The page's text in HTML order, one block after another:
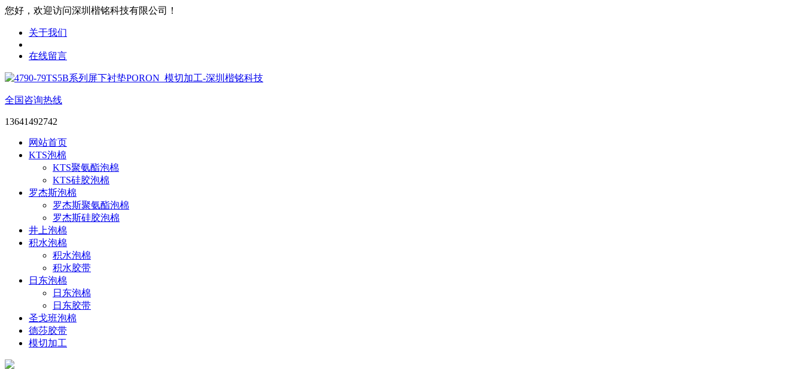
您好，欢迎访问深圳楷铭科技有限公司！
关于我们
在线留言
全国咨询热线
13641492742
网站首页
KTS泡棉
KTS聚氨酯泡棉
KTS硅胶泡棉
罗杰斯泡棉
罗杰斯聚氨酯泡棉
罗杰斯硅胶泡棉
井上泡棉
积水泡棉
积水泡棉
积水胶带
日东泡棉
日东泡棉
日东胶带
圣戈班泡棉
德莎胶带
模切加工